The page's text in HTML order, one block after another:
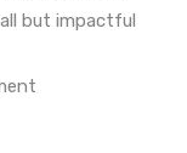
but impactful